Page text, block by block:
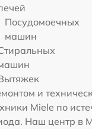
Посудомоечных
машин
и
Miele по
Наш центр в